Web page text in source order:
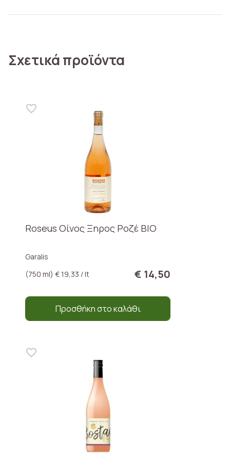
Σχετικά προϊόντα
Roseus Οίνος Ξηρος Ροζέ BIO
Garalis
(750 ml) € 19,33 / lt
€ 14,50
Προσθήκη στο καλάθι